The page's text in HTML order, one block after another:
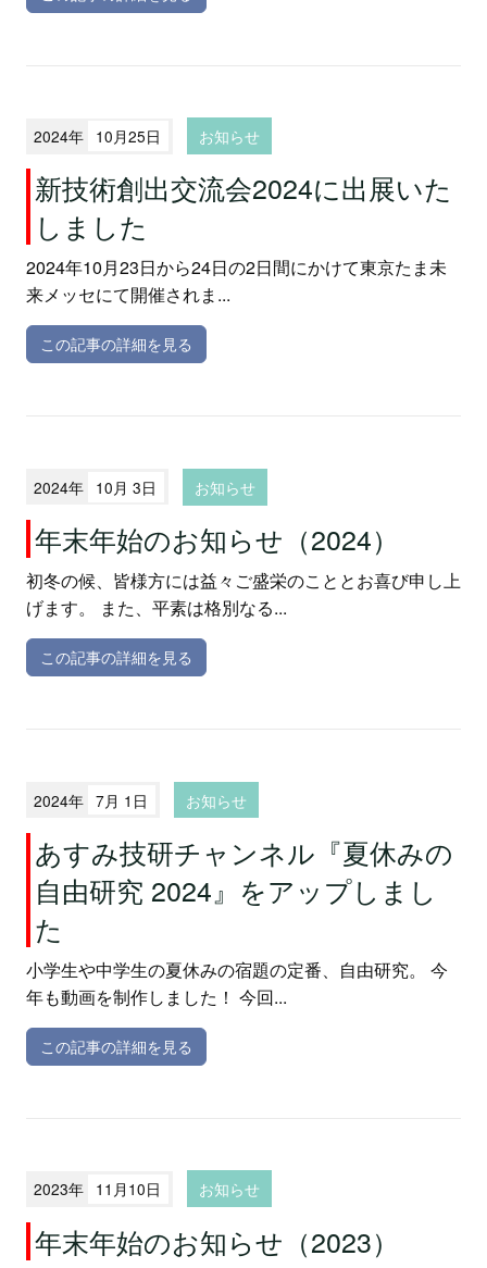
2024年 10月25日 お知らせ
新技術創出交流会2024に出展いた
しました
2024年10月23日から24日の2日間にかけて東京たま未
来メッセにて開催されま...
この記事の詳細を見る
2024年 10月 3日 お知らせ
年末年始のお知らせ（2024）
初冬の候、皆様方には益々ご盛栄のこととお喜び申し上
げます。 また、平素は格別なる...
この記事の詳細を見る
2024年 7月 1日 お知らせ
あすみ技研チャンネル『夏休みの
自由研究 2024』をアップしまし
た
小学生や中学生の夏休みの宿題の定番、自由研究。 今
年も動画を制作しました！ 今回...
この記事の詳細を見る
2023年 11月10日 お知らせ
年末年始のお知らせ（2023）